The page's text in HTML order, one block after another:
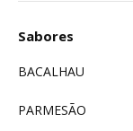
Sabores
BACALHAU
PARMESÃO